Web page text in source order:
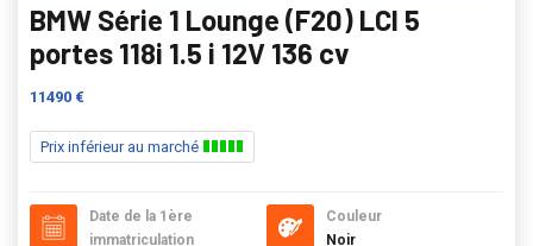
BMW Série 1 Lounge (F20) LCI 5
portes 118i 1.5 i 12V 136 cv
11490 €
Prix inférieur au marché
Date de la 1ère
immatriculation
Couleur
Noir